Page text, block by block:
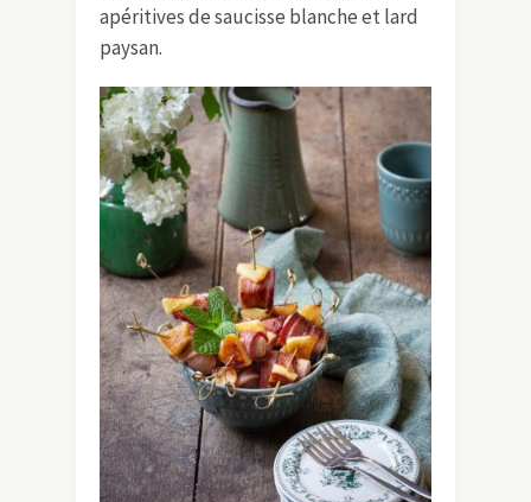
apéritives de saucisse blanche et lard
paysan.